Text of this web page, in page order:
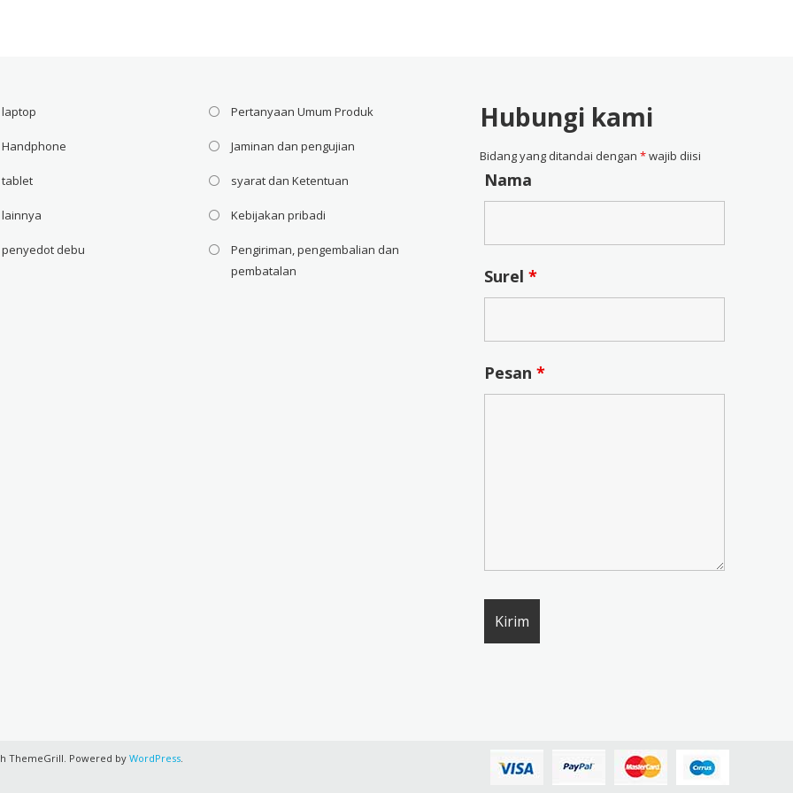
debu
Pertanyaan Umum Produk
Jaminan dan pengujian
syarat dan Ketentuan
Kebijakan pribadi
Pengiriman, pengembalian dan
pembatalan
Hubungi kami
Bidang yang ditandai dengan*wajib diisi
Nama
Surel*
Pesan*
ThemeGrill. Powered by WordPress